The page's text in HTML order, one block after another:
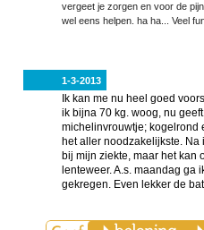
vergeet je zorgen en voor de
wel eens helpen. ha ha... Veel
1-3-2013
Ik kan me nu heel goed
ik bijna 70 kg. woog, nu
michelinvrouwtje; kogelrond
het aller noodzakelijkste. Na
bij mijn ziekte, maar het kan
lenteweer. A.s. maandag
gekregen. Even lekker de